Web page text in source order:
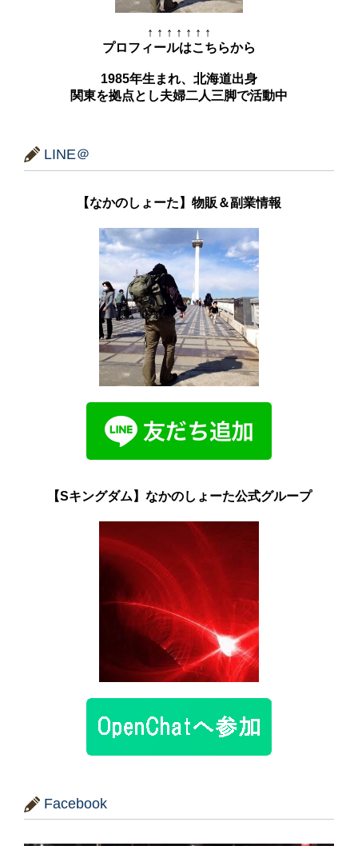
↑ ↑ ↑ ↑ ↑ ↑ ↑
プロフィールはこちらから
1985年生まれ、北海道出身
関東を拠点とし夫婦二人三脚で活動中
LINE＠
【なかのしょーた】物販＆副業情報
【Sキングダム】なかのしょーた公式グループ
Facebook